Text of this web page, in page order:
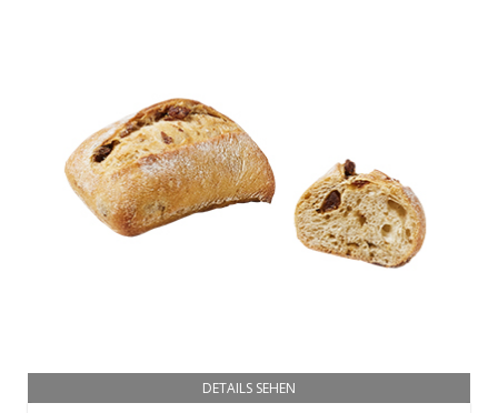
DETAILS SEHEN